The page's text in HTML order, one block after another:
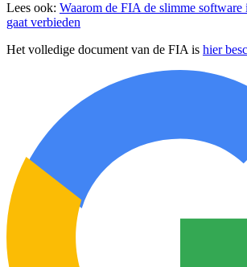
Lees ook: Waarom de FIA de slimme
gaat verbieden
Het volledige document van de FIA is hier